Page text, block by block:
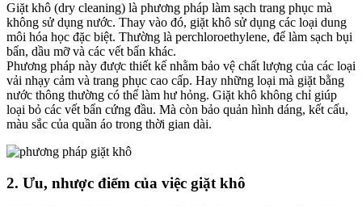
Giặt khô (dry cleaning) là phương pháp làm sạch trang phục mà
không sử dụng nước. Thay vào đó, giặt khô sử dụng các loại dung
môi hóa học đặc biệt. Thường là perchloroethylene, để làm sạch bụi
bẩn, dầu mỡ và các vết bẩn khác.
Phương pháp này được thiết kế nhằm bảo vệ chất lượng của các loại
vải nhạy cảm và trang phục cao cấp. Hay những loại mà giặt bằng
nước thông thường có thể làm hư hỏng. Giặt khô không chỉ giúp
loại bỏ các vết bẩn cứng đầu. Mà còn bảo quản hình dáng, kết cấu,
màu sắc của quần áo trong thời gian dài.
2. Ưu, nhược điểm của việc giặt khô